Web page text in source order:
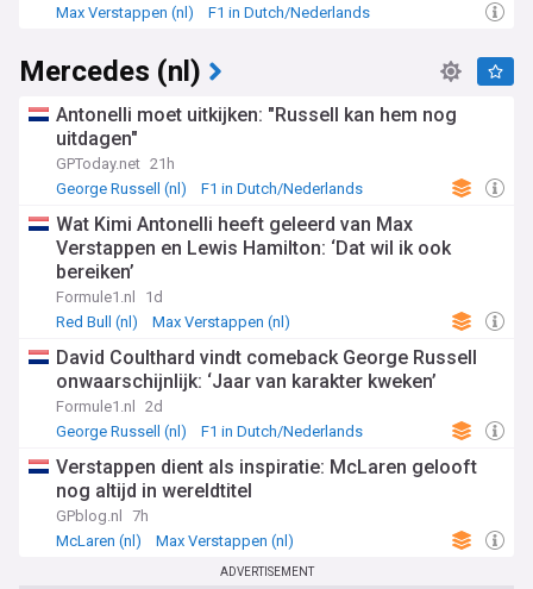
Max Verstappen (nl)
F1 in Dutch/Nederlands
Mercedes (nl)
Antonelli moet uitkijken: "Russell kan hem nog
uitdagen"
GPToday.net 21h
George Russell (nl)
F1 in Dutch/Nederlands
Wat Kimi Antonelli heeft geleerd van Max
Verstappen en Lewis Hamilton: ‘Dat wil ik ook
bereiken’
Formule1.nl
1d
Red Bull (nl)
Max Verstappen (nl)
David Coulthard vindt comeback George Russell
onwaarschijnlijk: ‘Jaar van karakter kweken’
Formule1.nl
2d
George Russell (nl)
F1 in Dutch/Nederlands
Verstappen dient als inspiratie: McLaren gelooft
nog altijd in wereldtitel
GPblog.nl
7h
McLaren (nl)
Max Verstappen (nl)
ADVERTISEMENT